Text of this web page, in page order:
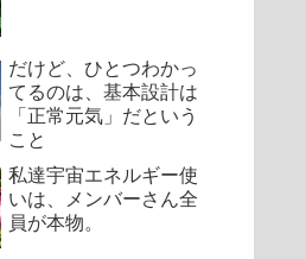
だけど、ひとつわかっ
てるのは、基本設計は
「正常元気」だという
こと
私達宇宙エネルギー使
いは、メンバーさん全
員が本物。